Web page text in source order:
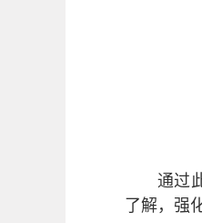
通过
了解，强